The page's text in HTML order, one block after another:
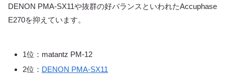
DENON PMA-SX11や抜群の好バランスといわれたAccuphase
E270を抑えています。
1位：matantz PM-12
2位： DENON PMA-SX11